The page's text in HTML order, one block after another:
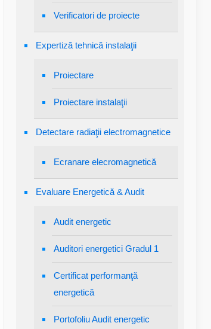
Verificatori de proiecte
Expertiză tehnică instalaţii
Proiectare
Proiectare instalaţii
Detectare radiaţii electromagnetice
Ecranare elecromagnetică
Evaluare Energetică & Audit
Audit energetic
Auditori energetici Gradul 1
Certificat performanţă
energetică
Portofoliu Audit energetic